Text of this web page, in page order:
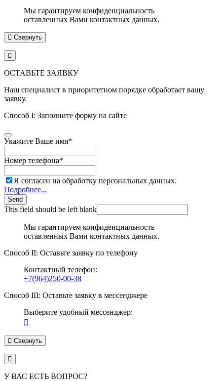
Мы гарантируем конфиденциальность
оставленных Вами контактных данных.
Свернуть
ОСТАВЬТЕ ЗАЯВКУ
Наш специалист в приоритетном порядке обработает вашу
заявку.
Способ I: Заполните форму на сайте
Укажите Ваше имя*
Номер телефона*
Я согласен на обработку персональных данных.
Подробнее...
Send
This field should be left blank
Мы гарантируем конфиденциальность
оставленных Вами контактных данных.
Способ II: Оставьте заявку по телефону
Контактный телефон:
+7(964)250-00-38
Способ III: Оставьте заявку в мессенджере
Выберите удобный мессенджер:
Свернуть
У ВАС ЕСТЬ ВОПРОС?